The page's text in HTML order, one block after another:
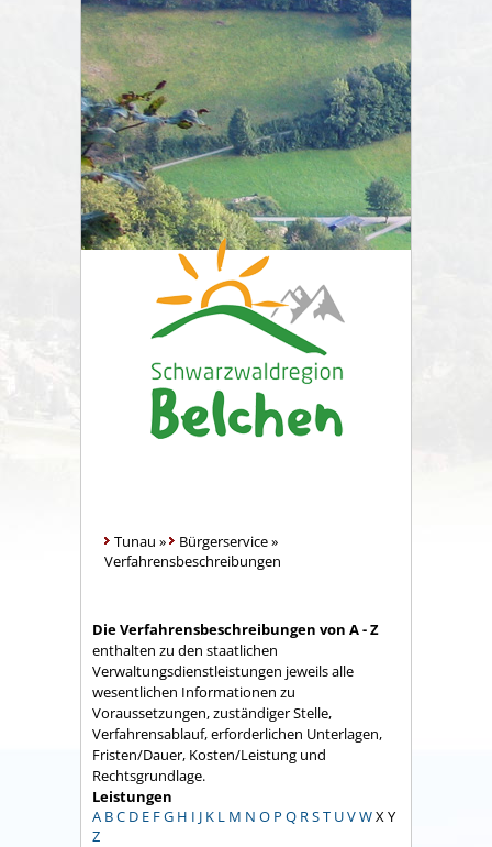
Tunau » Bürgerservice»
Verfahrensbeschreibungen
Die Verfahrensbeschreibungen von A - Z
enthalten zu den staatlichen
Verwaltungsdienstleistungen jeweils alle
wesentlichen Informationen zu
Voraussetzungen, zuständiger Stelle,
Verfahrensablauf, erforderlichen Unterlagen,
Fristen/Dauer, Kosten/Leistung und
Rechtsgrundlage.
Leistungen
A BC D E FG H I J K L M N O P Q RST UVWX Y
Z